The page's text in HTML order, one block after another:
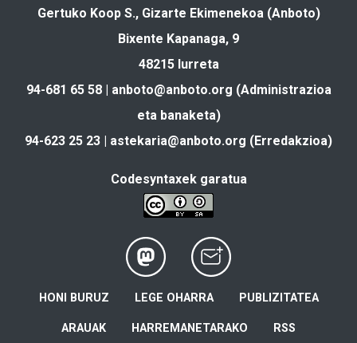
Gertuko Koop S., Gizarte Ekimenekoa (Anboto)
Bixente Kapanaga, 9
48215 Iurreta
94-681 65 58 | anboto@anboto.org (Administrazioa
eta banaketa)
94-623 25 23 | astekaria@anboto.org (Erredakzioa)
Codesyntaxek garatua
HONI BURUZ LEGE OHARRA PUBLIZITATEA
ARAUAK HARREMANETARAKO RSS